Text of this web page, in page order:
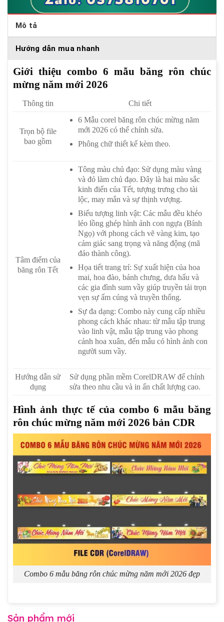
Mô tả
Hướng dẫn mua nhanh
Giới thiệu combo 6 mẫu băng rôn chúc
mừng năm mới 2026
Thông tin Chi tiết
Trọn bộ file
bao gồm
6 Mẫu corel băng rôn chúc mừng năm
mới 2026 có thể chỉnh sửa.
Phông chữ thiết kế kèm theo.
Tâm điểm của
băng rôn Tết
Tông màu chủ đạo: Sử dụng màu vàng
và đỏ làm chủ đạo. Đây là hai màu sắc
kinh điển của Tết, tượng trưng cho tài
lộc, may mắn và sự thịnh vượng.
Biểu tượng linh vật: Các mẫu đều khéo
léo lồng ghép hình ảnh con ngựa (Bính
Ngọ) với phong cách vẽ vàng kim, tạo
cảm giác sang trọng và năng động (mã
đáo thành công).
Họa tiết trang trí: Sự xuất hiện của hoa
mai, hoa đào, bánh chưng, dưa hấu và
các gia đình sum vầy giúp truyền tải trọn
vẹn sự ấm cúng và truyền thống.
Sự đa dạng: Combo này cung cấp nhiều
phong cách khác nhau: từ mẫu tập trung
vào linh vật, mẫu tập trung vào phong
cảnh hoa xuân, đến mẫu có hình ảnh con
người sum vầy.
Hướng dẫn sử
dụng
Sử dụng phần mềm CorelDRAW để chỉnh
sửa theo nhu cầu và in ấn chất lượng cao.
Hình ảnh thực tế của combo 6 mẫu băng
rôn chúc mừng năm mới 2026 bản CDR
Combo 6 mẫu băng rôn chúc mừng năm mới 2026 đẹp
Sản phẩm mới